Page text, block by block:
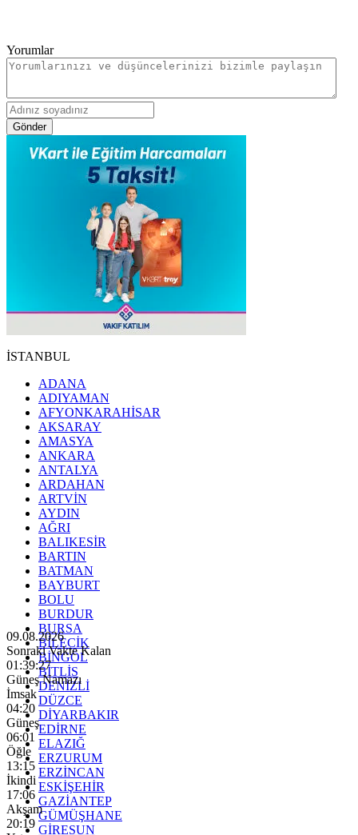
Yorumlar
Gönder
İSTANBUL
ADANA
ADIYAMAN
AFYONKARAHİSAR
AKSARAY
AMASYA
ANKARA
ANTALYA
ARDAHAN
ARTVİN
AYDIN
AĞRI
BALIKESİR
BARTIN
BATMAN
BAYBURT
BOLU
BURDUR
BURSA
BİLECİK
BİNGÖL
BİTLİS
DENİZLİ
DÜZCE
DİYARBAKIR
EDİRNE
ELAZIĞ
ERZURUM
ERZİNCAN
ESKİŞEHİR
GAZİANTEP
GÜMÜŞHANE
GİRESUN
09.08.2026
Sonraki Vakte Kalan
01:39:26
Güneş Namazı
İmsak
04:20
Güneş
06:01
Öğle
13:15
İkindi
17:06
Akşam
20:19